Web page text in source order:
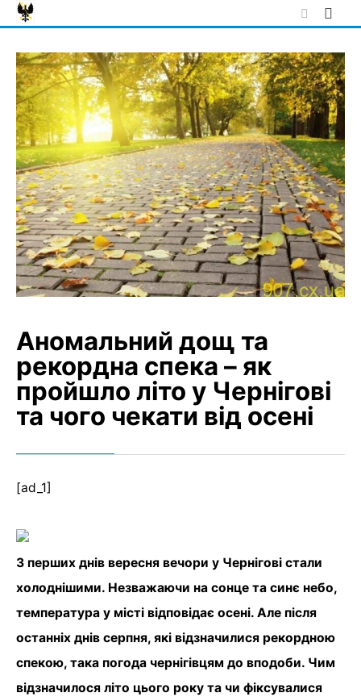
Skip
to
Аномальний дощ та
рекордна спека – як
пройшло літо у Чернігові
та чого чекати від осені
[ad_1]
З перших днів вересня вечори у Чернігові стали
холоднішими. Незважаючи на сонце та синє небо,
температура у місті відповідає осені. Але після
останніх днів серпня, які відзначилися рекордною
спекою, така погода чернігівцям до вподоби. Чим
відзначилося літо цього року та чи фіксувалися